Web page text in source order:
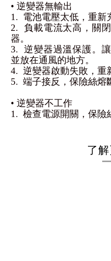
• 逆變器無輸出
1.  電池電壓太低，重新
2.  負載電流太高，關
器。
3.  逆變器過溫保護。
並放在通風的地方。
4.  逆變器啟動失敗，重
5.  端子接反，保險絲熔
• 逆變器不工作
1.  檢查電源開關，保險
了